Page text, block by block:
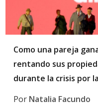
Como una pareja
rentando sus
durante la crisis por
Por Natalia Facundo